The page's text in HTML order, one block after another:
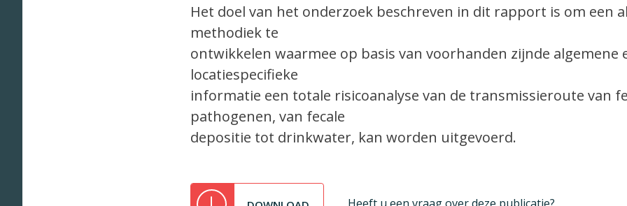
Het doel van het onderzoek beschreven in dit rapport is om een
methodiek te
ontwikkelen waarmee op basis van voorhanden zijnde algemene
locatiespecifieke
informatie een totale risicoanalyse van de transmissieroute van
pathogenen, van fecale
depositie tot drinkwater, kan worden uitgevoerd.